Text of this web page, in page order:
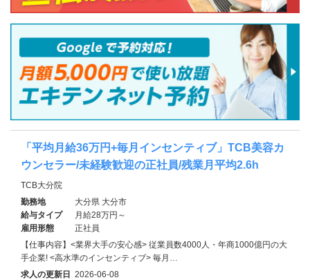
「平均月給36万円+毎月インセンティブ」TCB美容カ
ウンセラー/未経験歓迎の正社員/残業月平均2.6h
TCB大分院
勤務地
大分県 大分市
給与タイプ
月給28万円～
雇用形態
正社員
【仕事内容】<業界大手の安心感> 従業員数4000人・年商1000億円の大
手企業! <⾼⽔準のインセンティブ> 毎月…
求人の更新日 2026-06-08